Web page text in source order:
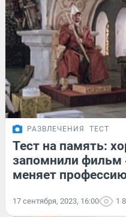
РАЗВЛЕЧЕНИЯ ТЕСТ
Тест на память:
запомнили фильм
меняет
17 сентября, 2023, 16:00 1